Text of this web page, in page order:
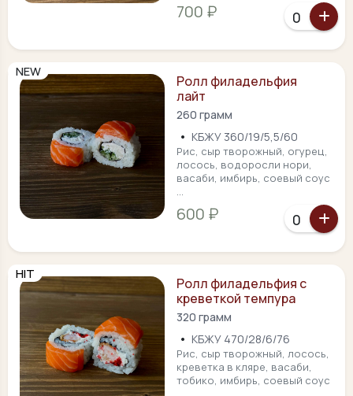
700 ₽
NEW
Ролл филадельфия
лайт
260 грамм
• КБЖУ 360/19/5,5/60
Рис, сыр творожный, огурец,
лосось, водоросли нори,
васаби, имбирь, соевый соус
...
600 ₽
HIT
Ролл филадельфия с
креветкой темпура
320 грамм
• КБЖУ 470/28/6/76
Рис, сыр творожный, лосось,
креветка в кляре, васаби,
тобико, имбирь, соевый соус